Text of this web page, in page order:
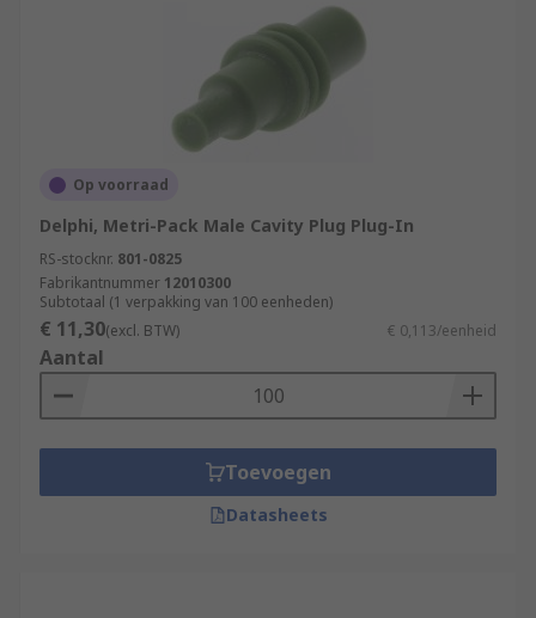
Op voorraad
Delphi, Metri-Pack Male Cavity Plug Plug-In
RS-stocknr. 801-0825
Fabrikantnummer 12010300
Subtotaal (1 verpakking van 100 eenheden)
€ 11,30(excl. BTW) € 0,113/eenheid
Aantal
Toevoegen
Datasheets